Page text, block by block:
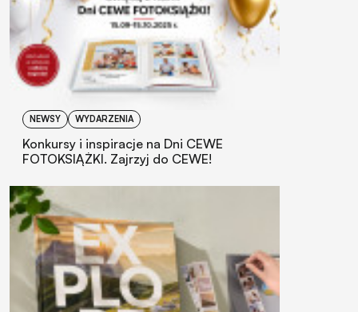
NEWSY WYDARZENIA
Konkursy i inspiracje na Dni CEWE
FOTOKSIĄŻKI. Zajrzyj do CEWE!